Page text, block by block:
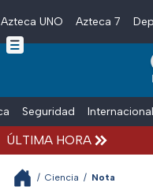
Skip to main content
Azteca UNO Azteca 7
Seguridad Internacional
ÚLTIMA HORA
/ Ciencia / Nota